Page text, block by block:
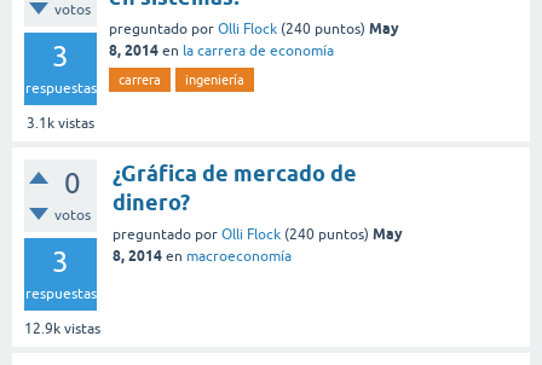
votos
3
respuestas
3.1k vistas
preguntado por Olli Flock (240 puntos) May
8, 2014 en la carrera de economía
carrera ingeniería
0
votos
3
respuestas
12.9k vistas
¿Gráfica de mercado de
dinero?
preguntado por Olli Flock (240 puntos) May
8, 2014 en macroeconomía